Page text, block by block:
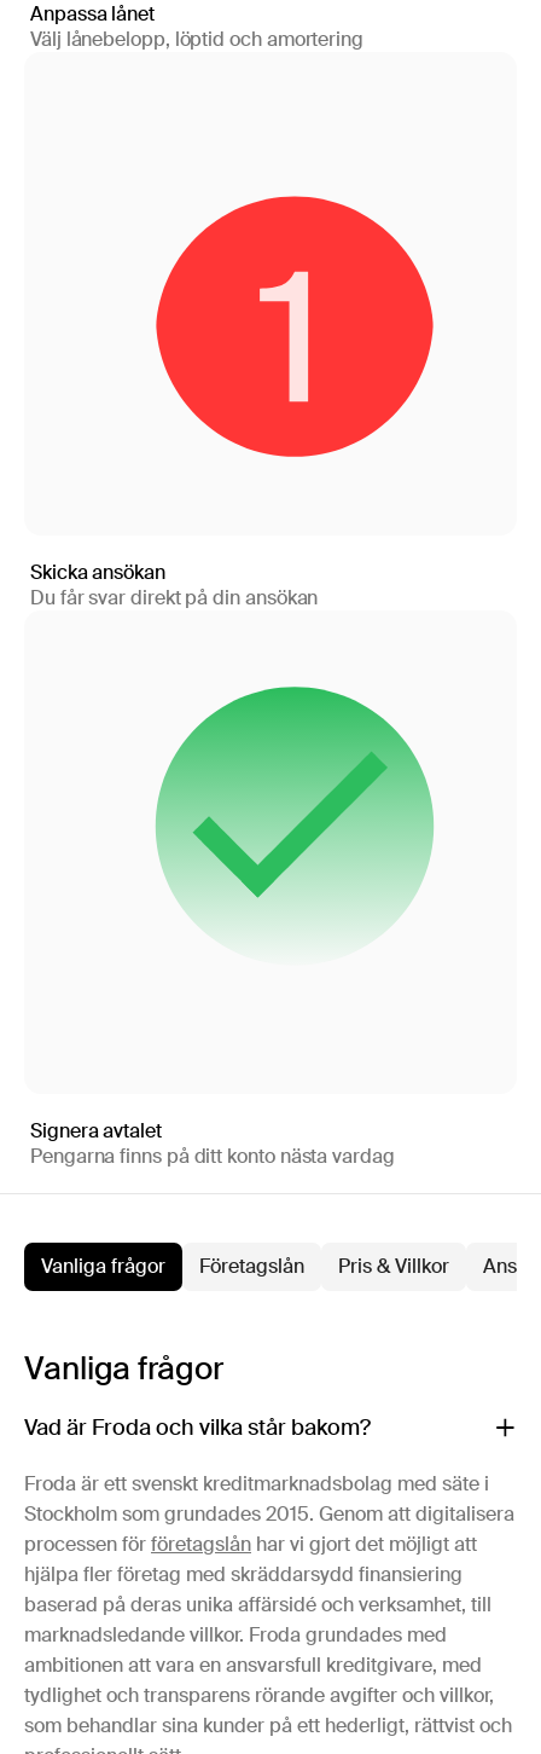
Anpassa lånet
Välj lånebelopp, löptid och amortering
Skicka ansökan
Du får svar direkt på din ansökan
Signera avtalet
Pengarna finns på ditt konto nästa vardag
Vanliga frågor Företagslån Pris & Villkor
Vanliga frågor
Vad är Froda och vilka står bakom?
Froda är ett svenskt kreditmarknadsbolag med säte i
Stockholm som grundades 2015. Genom att digitalisera
processen förföretagslån har vi gjort det möjligt att
hjälpa fler företag med skräddarsydd finansiering
baserad på deras unika affärsidé och verksamhet, till
marknadsledande villkor. Froda grundades med
ambitionen att vara en ansvarsfull kreditgivare, med
tydlighet och transparens rörande avgifter och villkor,
som behandlar sina kunder på ett hederligt, rättvist och